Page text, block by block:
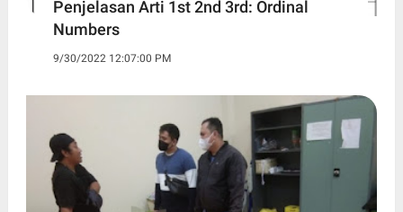
Penjelasan Arti 1st 2nd 3rd: Ordinal
Numbers
9/30/2022 12:07:00 PM